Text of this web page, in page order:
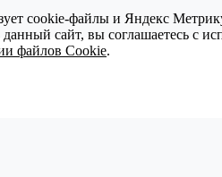
cookie-файлы и Яндекс
данный сайт, вы соглашаетесь с
файлов Cookie.